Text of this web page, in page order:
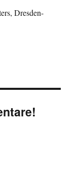
Dresden-